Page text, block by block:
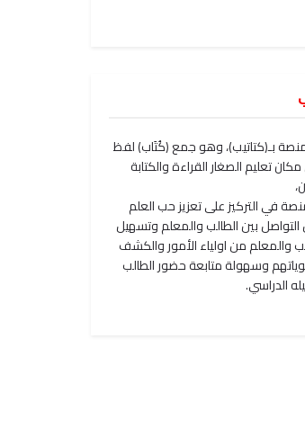
بـ(كتاتيب)، وهو جمع (كُتَاب) لفظ
تعليم الصغار القراءة والكتابة
في التركيز على تعزيز حب العلم
بين الطالب والمعلم وتسهيل
والمعلم من اولياء الأمور والكشف
وسهولة متابعة حضور الطالب
الدراسي.